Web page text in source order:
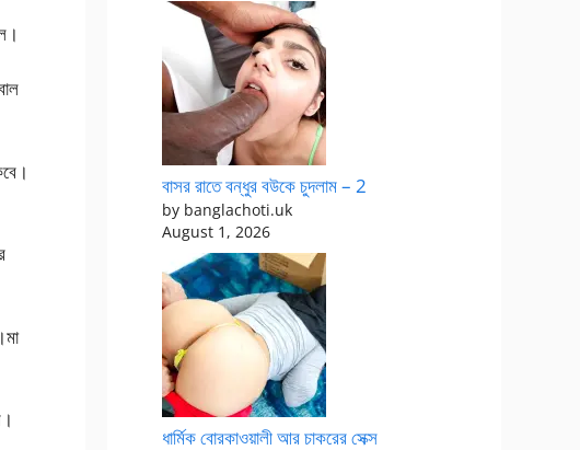
বাসর রাতে বন্ধুর বউকে চুদলাম – 2
by banglachoti.uk
August 1, 2026
ধার্মিক বোরকাওয়ালী আর চাকরের সেক্স